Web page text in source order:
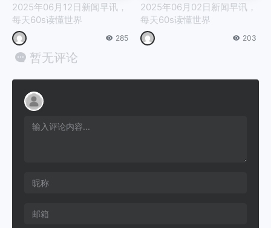
2025年06月12日新闻早讯，
每天60s读懂世界
285
2025年06月02日新闻早讯，
每天60s读懂世界
203
暂无评论